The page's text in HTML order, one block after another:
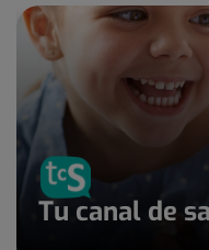
Tu canal de